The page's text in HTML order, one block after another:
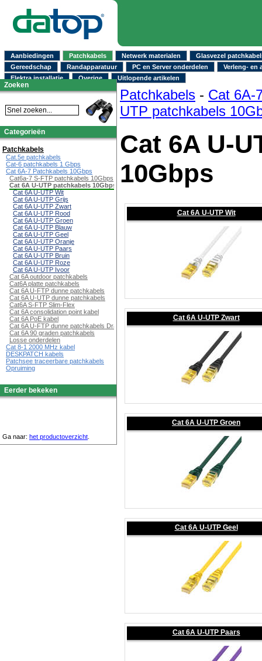
Aanbiedingen Patchkabels Netwerk materialen
Glasvezel
Gereedschap
Randapparatuur PC en Server onderdelen
Verleng- en
Elektra installatie
Overige Uitlopende artikelen
Patchkabels - Cat 6A-
UTP patchkabels
Cat 6A U-
10Gbps
Cat 6A U-UTP Wit
Cat 6A U-UTP Zwart
Cat 6A U-UTP Groen
Cat 6A U-UTP Geel
Cat 6A U-UTP Paars
Zoeken
Categorieën
Patchkabels
Cat.5e patchkabels
Cat-6 patchkabels 1 Gbps
Cat 6A-7 Patchkabels 10Gbps
Cat6a-7 S-FTP patchkabels 10Gbps
Cat 6A U-UTP patchkabels 10Gbps
Cat 6A U-UTP Wit
Cat 6A U-UTP Grijs
Cat 6A U-UTP Zwart
Cat 6A U-UTP Rood
Cat 6A U-UTP Groen
Cat 6A U-UTP Blauw
Cat 6A U-UTP Geel
Cat 6A U-UTP Oranje
Cat 6A U-UTP Paars
Cat 6A U-UTP Bruin
Cat 6A U-UTP Roze
Cat 6A U-UTP Ivoor
Cat 6A outdoor patchkabels
Cat6A platte patchkabels
Cat 6A U-FTP dunne patchkabels
Cat 6A U-UTP dunne patchkabels
Cat6A S-FTP Slim-Flex
Cat 6A consolidation point kabel
Cat 6A PoE kabel
Cat 6A U-FTP dunne patchkabels Draaibaar
Cat 6A 90 graden patchkabels
Losse onderdelen
Cat 8-1 2000 MHz kabel
DESKPATCH kabels
Patchsee traceerbare patchkabels
Opruiming
Eerder bekeken
Ga naar: het productoverzicht